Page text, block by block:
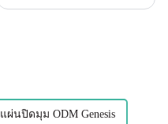
แผ่นปิดมุม ODM Genesis